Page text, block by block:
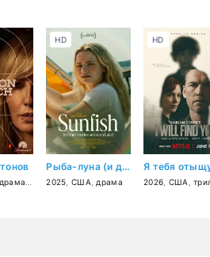
драма вестерн
Рыба-луна (и другие истории о Грин-Лейк)
2025 США драма
HD
Я тебя
2026 США ,
HD